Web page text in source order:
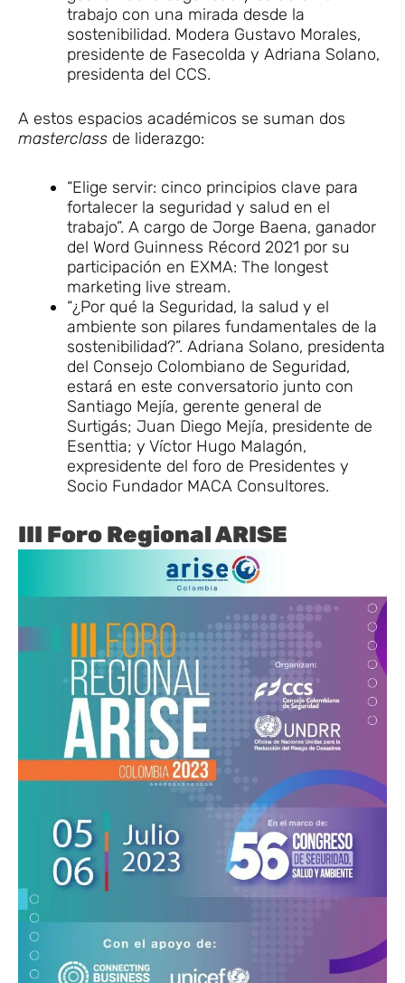
trabajo con una mirada desde la
sostenibilidad. Modera Gustavo Morales,
presidente de Fasecolda y Adriana Solano,
presidenta del CCS.
A estos espacios académicos se suman dos
masterclass de liderazgo:
“Elige servir: cinco principios clave para
fortalecer la seguridad y salud en el
trabajo”. A cargo de Jorge Baena, ganador
del Word Guinness Récord 2021 por su
participación en EXMA: The longest
marketing live stream.
“¿Por qué la Seguridad, la salud y el
ambiente son pilares fundamentales de la
sostenibilidad?”. Adriana Solano, presidenta
del Consejo Colombiano de Seguridad,
estará en este conversatorio junto con
Santiago Mejía, gerente general de
Surtigás; Juan Diego Mejía, presidente de
Esenttia; y Víctor Hugo Malagón,
expresidente del foro de Presidentes y
Socio Fundador MACA Consultores.
III Foro Regional ARISE